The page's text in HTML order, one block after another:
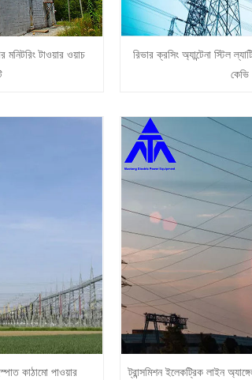
টাওয়ার ওয়াচ
রিভার ক্রসিং অ্যান্টেনা স্টিল
কেভি
কাঠামো পাওয়ার
ট্রান্সমিশন ইলেকট্রিক লাইন